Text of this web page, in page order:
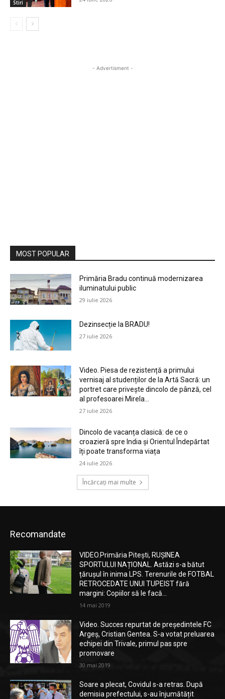
Stiri
- Advertisment -
MOST POPULAR
Primăria Bradu continuă modernizarea
iluminatului public
29 iulie 2026
Dezinsecție la BRADU!
27 iulie 2026
Video. Piesa de rezistență a primului
vernisaj al studenților de la Artă Sacră: un
portret care privește dincolo de pânză, cel
al profesoarei Mirela...
27 iulie 2026
Dincolo de vacanța clasică: de ce o
croazieră spre India și Orientul Îndepărtat
îți poate transforma viața
24 iulie 2026
Încărcați mai multe
Recomandate
VIDEO.Primăria Pitești, RUȘINEA
SPORTULUI NAȚIONAL. Astăzi s-a bătut
țărușul în inima LPS. Terenurile de FOTBAL
RETROCEDATE UNUI TUPEIST fără
margini: Copiilor să le facă...
14 mai 2019
Video. Succes repurtat de președintele FC
Argeș, Cristian Gentea. S-a votat preluarea
echipei din Trivale, primul pas spre
promovare
30 mai 2019
Soare a plecat, Covidul s-a retras. După
demisia prefectului, s-au înjumătățit